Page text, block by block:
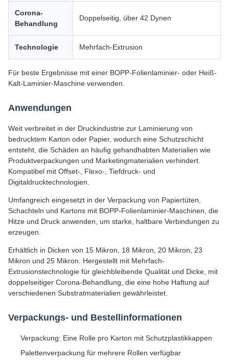
Corona-
Behandlung
Doppelseitig, über 42 Dynen
Technologie Mehrfach-Extrusion
Für beste Ergebnisse mit einer BOPP-Folienlaminier- oder Heiß-
Kalt-Laminier-Maschine verwenden.
Anwendungen
Weit verbreitet in der Druckindustrie zur Laminierung von
bedrucktem Karton oder Papier, wodurch eine Schutzschicht
entsteht, die Schäden an häufig gehandhabten Materialien wie
Produktverpackungen und Marketingmaterialien verhindert.
Kompatibel mit Offset-, Flexo-, Tiefdruck- und
Digitaldrucktechnologien.
Umfangreich eingesetzt in der Verpackung von Papiertüten,
Schachteln und Kartons mit BOPP-Folienlaminier-Maschinen, die
Hitze und Druck anwenden, um starke, haltbare Verbindungen zu
erzeugen.
Erhältlich in Dicken von 15 Mikron, 18 Mikron, 20 Mikron, 23
Mikron und 25 Mikron. Hergestellt mit Mehrfach-
Extrusionstechnologie für gleichbleibende Qualität und Dicke, mit
doppelseitiger Corona-Behandlung, die eine hohe Haftung auf
verschiedenen Substratmaterialien gewährleistet.
Verpackungs- und Bestellinformationen
Verpackung: Eine Rolle pro Karton mit Schutzplastikkappen
Palettenverpackung für mehrere Rollen verfügbar